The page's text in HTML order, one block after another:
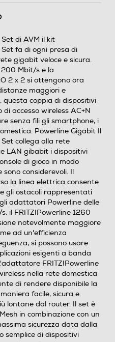
supporta HTML5 come, ad
versione 17, Internet
9 o Google Chrome a
con adattatori
1200, 500 e 200 Mbit/s e
e HomePlug AV2, si può
Powerline meno recenti
s ideale per applicazioni
fino a 866 Mbit/s
N), predisposto per
pronto per l'uso
non è necessario
tutti gli adattatori
portata e
2 x 2, Diversity) - 1 porta
slave (1260) per la
Internet di TV smart, Set-
console di gioco e altro
sull´adattatore slave
dell'energia e consumo
di corrente integrata con
sull´adattatore
adattatori in modo facile
un tasto
di AVM il kit
fa di ogni presa di
gigabit veloce e sicura.
Mbit/s e la
2 x 2 si ottengono ora
maggiori e
coppia di dispositivi
accesso wireless AC+N
senza fili gli smartphone, i
Powerline Gigabit Il
collega alla rete
LAN gibabit i dispositivi
di gioco in modo
considerevoli. Il
la linea elettrica consente
gli ostacoli rappresentati
adattatori Powerline delle
il FRITZ!Powerline 1260
notevolmente maggiore
ad un'efficienza
si possono usare
esigenti a banda
FRITZ!Powerline
nella rete domestica
di rendere disponibile la
facile, sicura e
lontane dal router. Il set è
in combinazione con un
sicurezza data dalla
semplice di dispositivi